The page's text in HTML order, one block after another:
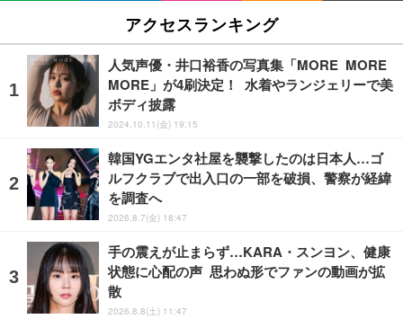
アクセスランキング
人気声優・井口裕香の写真集「MORE MORE
MORE」が4刷決定！ 水着やランジェリーで美
ボディ披露
2024.10.11(金) 19:15
韓国YGエンタ社屋を襲撃したのは日本人…ゴ
ルフクラブで出入口の一部を破損、警察が経緯
を調査へ
2026.8.7(金) 18:47
手の震えが止まらず…KARA・スンヨン、健康
状態に心配の声 思わぬ形でファンの動画が拡
散
2026.8.8(土) 11:47